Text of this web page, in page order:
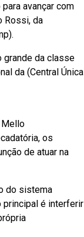
avançar com
Rossi, da
grande da classe
da (Central Única
Mello
os
de atuar na
do sistema
principal é interferir